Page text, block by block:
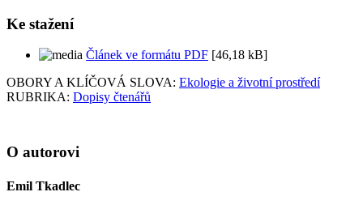
Ke stažení
Článek ve formátu PDF [46,18 kB]
OBORY A KLÍČOVÁ SLOVA: Ekologie a životní prostředí
RUBRIKA: Dopisy čtenářů
O autorovi
Emil Tkadlec